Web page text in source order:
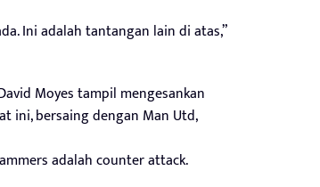
Ini adalah tantangan lain di atas,”
Moyes tampil mengesankan
ini, bersaing dengan Man Utd,
adalah counter attack.